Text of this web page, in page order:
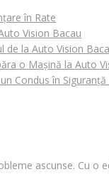
în Rate
Vision Bacau
de la Auto Vision
o Mașină la Auto
Condus în
ascunse. Cu o